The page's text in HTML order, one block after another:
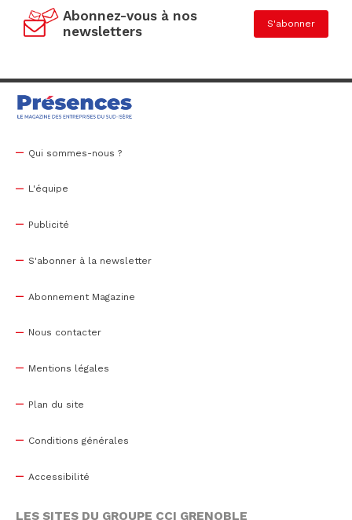
Abonnez-vous à nos
newsletters
S'abonner
Qui sommes-nous ?
L'équipe
Publicité
S'abonner à la newsletter
Abonnement Magazine
Nous contacter
Mentions légales
Plan du site
Conditions générales
Accessibilité
LES SITES DU GROUPE CCI GRENOBLE